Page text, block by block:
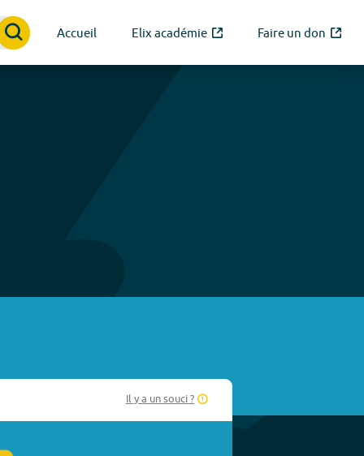
Accueil Elix académie Faire un don
Il y a un souci ?